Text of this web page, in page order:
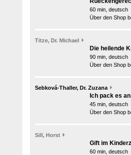
60 min, deutsch
Über den Shop
Titze, Dr. Michael
Die heilende
90 min, deutsch
Über den Shop
Sebková-Thaller, Dr. Zuzana
Ich pack es
45 min, deutsch
Über den Shop
Sill, Horst
Gift im
60 min, deutsch